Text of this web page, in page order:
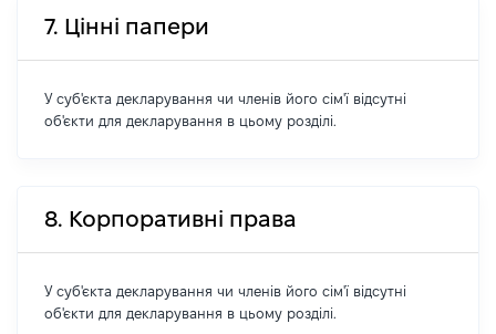
7. Цінні папери
У суб'єкта декларування чи членів його сім'ї відсутні
об'єкти для декларування в цьому розділі.
8. Корпоративні права
У суб'єкта декларування чи членів його сім'ї відсутні
об'єкти для декларування в цьому розділі.